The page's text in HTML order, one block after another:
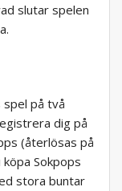
slutar spelen
spel på två
dig på
(återlösas på
Sokpops
stora buntar